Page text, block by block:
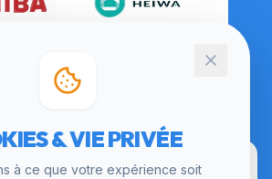
& VIE PRIVÉE
à ce que votre expérience soit